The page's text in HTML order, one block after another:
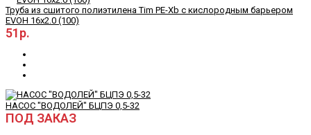
Труба из сшитого полиэтилена Tim PE-Xb с кислородным барьером
EVOH 16x2.0 (100)
51р.
НАСОС "ВОДОЛЕЙ" БЦПЭ 0,5-32
ПОД ЗАКАЗ